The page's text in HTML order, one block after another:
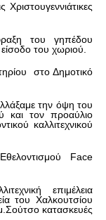
Χριστουγεννιάτικες
του γηπέδου
του χωριού.
στο Δημοτικό
την όψη του
και τον προαύλιο
καλλιτεχνικού
Face
επιμέλεια
του Χαλκουτσίου
κατασκευές